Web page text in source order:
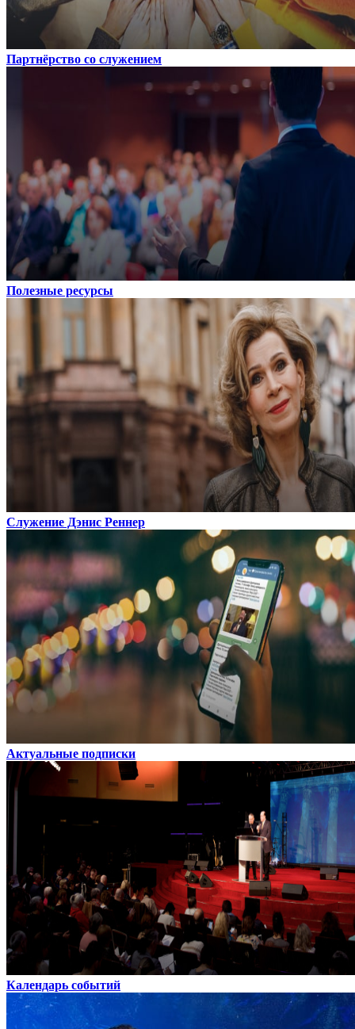
Партнёрство со служением
Полезные ресурсы
Служение Дэнис Реннер
Актуальные подписки
Календарь событий